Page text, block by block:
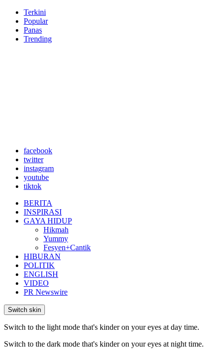
Terkini
Popular
Panas
Trending
facebook
twitter
instagram
youtube
tiktok
BERITA
INSPIRASI
GAYA HIDUP
Hikmah
Yummy
Fesyen+Cantik
HIBURAN
POLITIK
ENGLISH
VIDEO
PR Newswire
Switch skin
Switch to the light mode that's kinder on your eyes at day time.
Switch to the dark mode that's kinder on your eyes at night time.